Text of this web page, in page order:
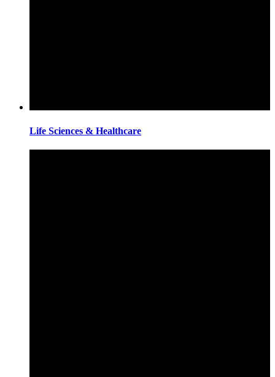
Life Sciences & Healthcare